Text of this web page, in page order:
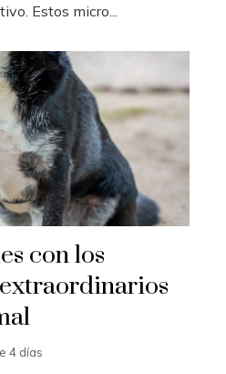
Estos micro...
con los
4 días